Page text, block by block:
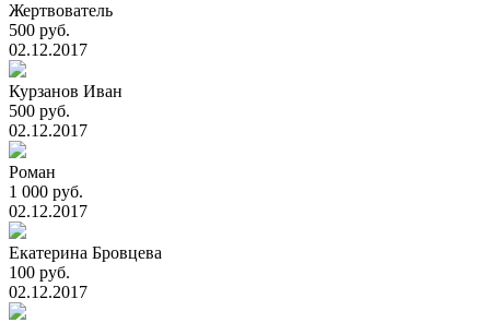
Жертвователь
500 руб.
02.12.2017
Курзанов Иван
500 руб.
02.12.2017
Роман
1 000 руб.
02.12.2017
Екатерина Бровцева
100 руб.
02.12.2017